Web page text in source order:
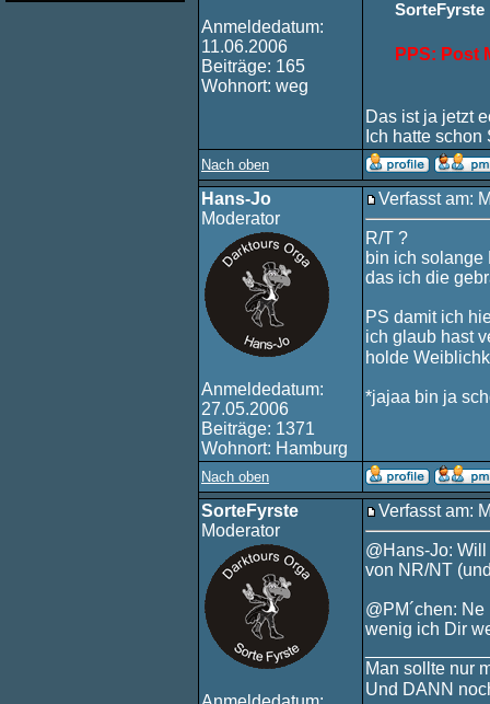
Anmeldedatum:
11.06.2006
Beiträge: 165
Wohnort: weg
SorteFyrste
PPS: Post
Das ist ja jetzt
Ich hatte
Nach oben
Hans-Jo
Moderator
Anmeldedatum:
27.05.2006
Beiträge: 1371
Wohnort: Hamburg
Verfasst am:
R/T ?
bin ich solange
das ich die
PS damit ich
ich glaub hast
holde
*jajaa bin ja
Nach oben
SorteFyrste
Moderator
Verfasst am:
@Hans-Jo:
von NR/NT
@PM´chen:
wenig ich Dir
Man sollte nur
Und DANN